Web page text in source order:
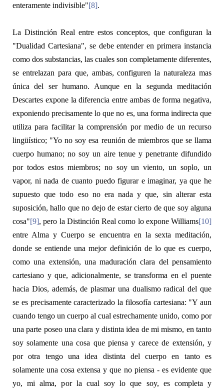
enteramente indivisible"[8].
La Distinción Real entre estos conceptos, que configuran la
"Dualidad Cartesiana", se debe entender en primera instancia
como dos substancias, las cuales son completamente diferentes,
se entrelazan para que, ambas, configuren la naturaleza mas
única del ser humano. Aunque en la segunda meditación
Descartes expone la diferencia entre ambas de forma negativa,
exponiendo precisamente lo que no es, una forma indirecta que
utiliza para facilitar la comprensión por medio de un recurso
lingüístico; "Yo no soy esa reunión de miembros que se llama
cuerpo humano; no soy un aire tenue y penetrante difundido
por todos estos miembros; no soy un viento, un soplo, un
vapor, ni nada de cuanto puedo figurar e imaginar, ya que he
supuesto que todo eso no era nada y que, sin alterar esta
suposición, hallo que no dejo de estar cierto de que soy alguna
cosa"[9], pero la Distinción Realcomo lo expone Williams[10]
entre Alma y Cuerpo se encuentra en la sexta meditación,
donde se entiende una mejor definición de lo que escuerpo,
como una extensión, una maduración clara del pensamiento
cartesiano y que, adicionalmente, se transforma en el puente
hacia Dios, además, de plasmar una dualismo radical del que
se es precisamente caracterizado la filosofía cartesiana: "Y aun
cuando tengo un cuerpo al cual estrechamente unido, como por
una parte poseo una clara y distinta idea de mi mismo, en tanto
soy solamente una cosa que piensa y carece de extensión, y
por otra tengo una idea distinta del cuerpo en tanto es
solamente una cosa extensa y que no piensa - es evidente que
yo, mi alma, por la cual soy lo que soy, es completa y